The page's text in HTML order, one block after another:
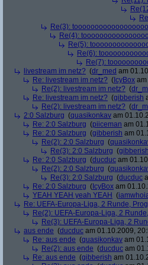
Re(3):
Re(4):
Re(5):
Re(6):
Re(7):
livestream im netz? (dr_med am
Re: livestream im netz? ( IcyBox
Re(2): livestream im netz? (
Re: livestream im netz? (gibberish
Re(2): livestream im netz? (
2:0 Salzburg (quasikonkav am
Re: 2:0 Salzburg (piiceman am
Re: 2:0 Salzburg (gibberish am
Re(2): 2:0 Salzburg (
Re(3): 2:0 Salzburg (gibberish
Re: 2:0 Salzburg (ducduc am
Re(2): 2:0 Salzburg (
Re(3): 2:0 Salzburg (ducduc
Re: 2:0 Salzburg ( IcyBox am
YEAH YEAH yeah YEAH (
Re: UEFA-Europa-Liga, 2 Runde,
Re(2): UEFA-Europa-Liga, 2
Re(3): UEFA-Europa-Liga, 2
aus ende (ducduc am 01.10.2009,
Re: aus ende (quasikonkav am
Re(2): aus ende (ducduc am
Re: aus ende (gibberish am